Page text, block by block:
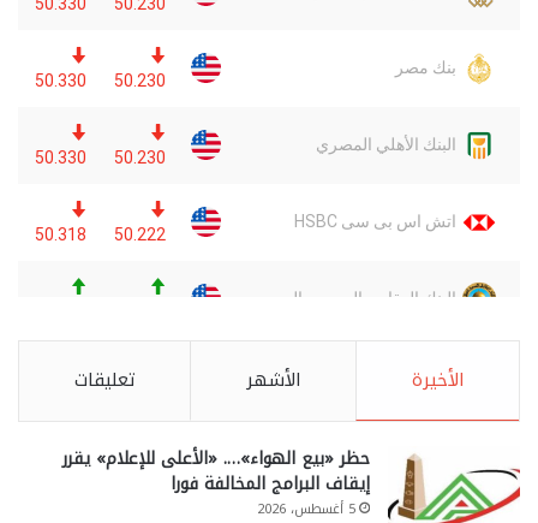
الأخيرة الأشهر تعليقات
حظر «بيع الهواء»…. «الأعلى للإعلام» يقرر
إيقاف البرامج المخالفة فورا
5 أغسطس، 2026